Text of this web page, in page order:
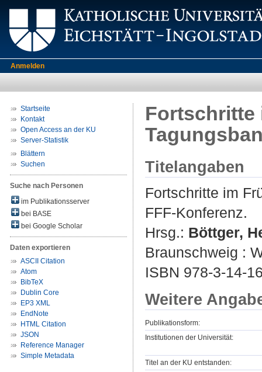
Anmelden
Startseite
Kontakt
Open Access an der KU
Server-Statistik
Blättern
Suchen
Suche nach Personen
im Publikationsserver
bei BASE
bei Google Scholar
Daten exportieren
ASCII Citation
Atom
BibTeX
Dublin Core
EP3 XML
EndNote
HTML Citation
JSON
Reference Manager
Simple Metadata
Fortschritte
Titelangaben
Fortschritte im
FFF-Konferenz.
Hrsg.: Böttger,
Braunschweig :
ISBN 978-3-14-
Weitere
Publikationsform:
Institutionen der Universität:
Titel an der KU entstanden: